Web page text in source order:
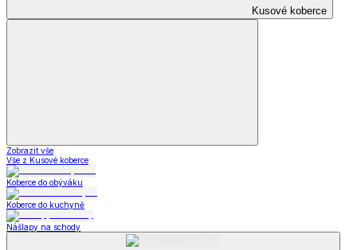
Kusové koberce
Zobrazit vše
Vše z Kusové koberce
Koberce do obýváku
Koberce do kuchyně
Nášlapy na schody